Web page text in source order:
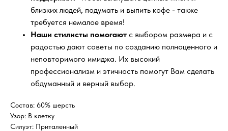
близких людей, подумать и выпить кофе - также
требуется немалое время!
Наши стилисты помогают с выбором размера и с
радостью дают советы по созданию полноценного и
неповторимого имиджа. Их высокий
профессионализм и этичность помогут Вам сделать
обдуманный и верный выбор.
Состав: 60% шерсть
Узор: В клетку
Силуэт: Приталенный